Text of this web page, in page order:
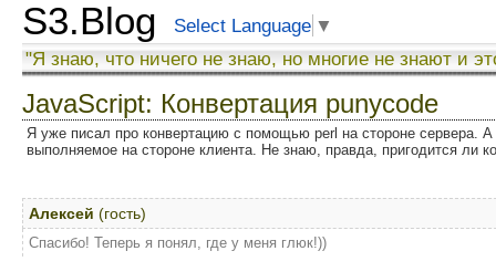
S3.Blog Select Language ▼
"Я знаю, что ничего не знаю, но многие не знают и
JavaScript: Конвертация punycode
Я уже писал про конвертацию с помощью perl на стороне сервера.
выполняемое на стороне клиента. Не знаю, правда, пригодится ли
Алексей (гость)
Спасибо! Теперь я понял, где у меня глюк!))